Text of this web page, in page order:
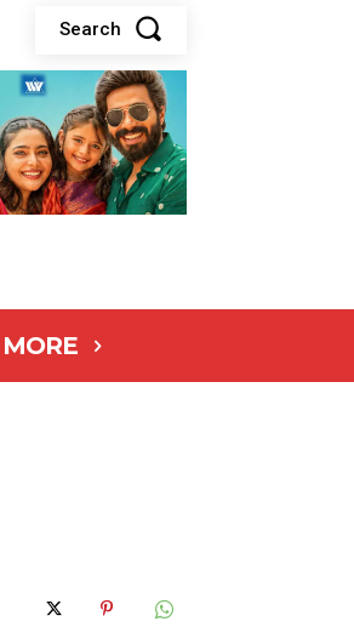
Search
MORE